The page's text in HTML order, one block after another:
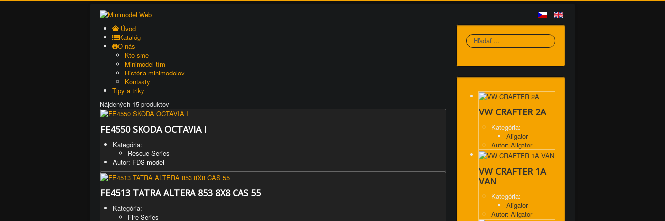
Úvod
Katalóg
O nás
Kto sme
Minimodel tím
História minimodelov
Kontakty
Tipy a triky
Nájdených 15 produktov
FE4550 SKODA OCTAVIA I
Kategória:
Rescue Series
Autor: FDS model
FE4513 TATRA ALTERA 853 8X8 CAS 55
Kategória:
Fire Series
Hľadať
VW CRAFTER 2A
Kategória:
Aligator
Autor: Aligator
VW CRAFTER 1A
VAN
Kategória:
Aligator
Autor: Aligator